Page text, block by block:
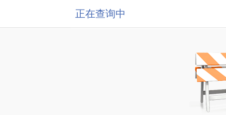
正在查询中